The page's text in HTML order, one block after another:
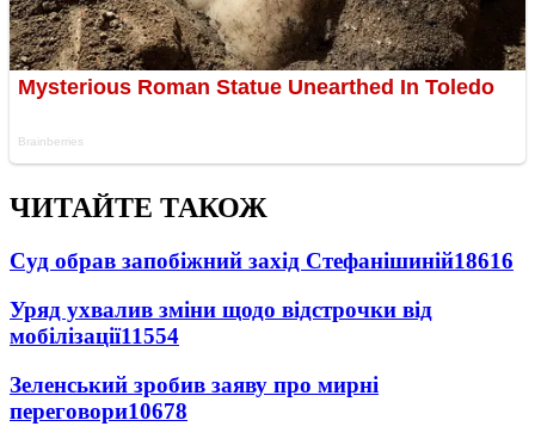
ЧИТАЙТЕ ТАКОЖ
Суд обрав запобіжний захід Стефанішиній18616
Уряд ухвалив зміни щодо відстрочки від
мобілізації11554
Зеленський зробив заяву про мирні
переговори10678